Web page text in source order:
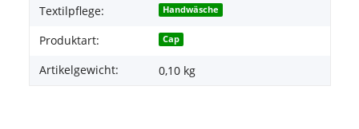
Textilpflege: Handwäsche
Produktart: Cap
Artikelgewicht: 0,10 kg